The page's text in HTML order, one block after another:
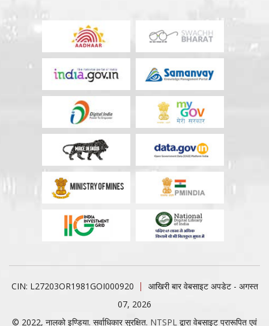
CIN: L27203OR1981GOI000920
आखिरी बार वेबसाइट अपडेट - अगस्त
07, 2026
© 2022, नालको इण्डिया. सर्वाधिकार सुरक्षित. NTSPL द्वारा वेबसाइट प्रारूपित एवं